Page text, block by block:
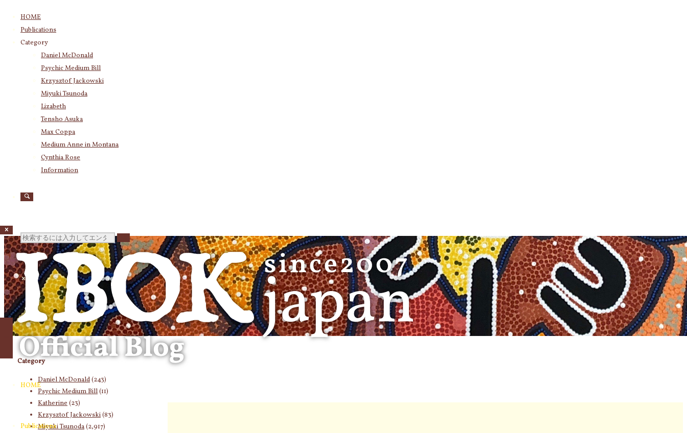
HOME
Publications
Category
Daniel McDonald
Psychic Medium Bill
Krzysztof Jackowski
Miyuki Tsunoda
Lizabeth
Tensho Asuka
Max Coppa
Medium Anne in Montana
Cynthia Rose
Information
検
索
対
象:
HOME
Publications
Category
Daniel McDonald(243)
Psychic Medium Bill(11)
Katherine(23)
Krzysztof Jackowski(83)
Miyuki Tsunoda(2,917)